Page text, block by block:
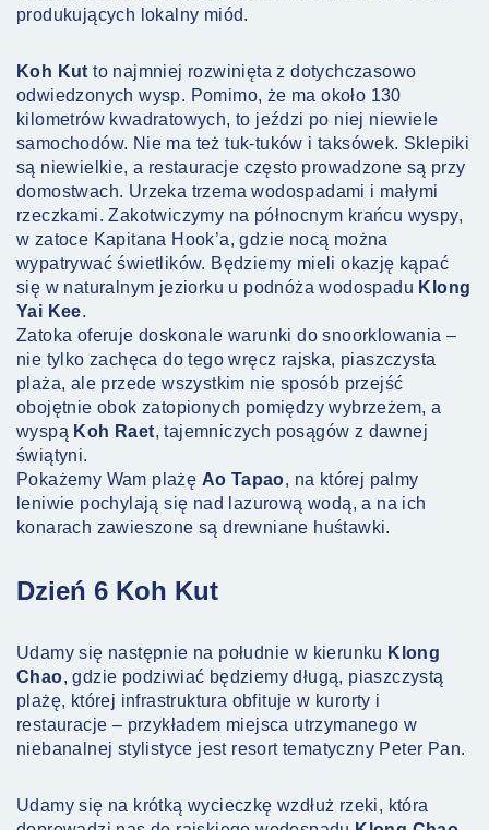
produkujących lokalny miód.
Koh Kutto najmniej rozwinięta z dotychczasowo
odwiedzonych wysp. Pomimo, że ma około 130
kilometrów kwadratowych, to jeździ po niej niewiele
samochodów. Nie ma też tuk-tuków i taksówek. Sklepiki
są niewielkie, a restauracje często prowadzone są przy
domostwach. Urzeka trzema wodospadami i małymi
rzeczkami. Zakotwiczymy na północnym krańcu wyspy,
w zatoce Kapitana Hook’a, gdzie nocą można
wypatrywać świetlików. Będziemy mieli okazję kąpać
się w naturalnym jeziorku u podnóża wodospadu Klong
Yai Kee.
Zatoka oferuje doskonale warunki do snoorklowania –
nie tylko zachęca do tego wręcz rajska, piaszczysta
plaża, ale przede wszystkim nie sposób przejść
obojętnie obok zatopionych pomiędzy wybrzeżem, a
wyspą Koh Raet, tajemniczych posągów z dawnej
świątyni.
Pokażemy Wam plażę Ao Tapao, na której palmy
leniwie pochylają się nad lazurową wodą, a na ich
konarach zawieszone są drewniane huśtawki.
Dzień 6 Koh Kut
Udamy się następnie na południe w kierunku Klong
Chao, gdzie podziwiać będziemy długą, piaszczystą
plażę, której infrastruktura obfituje w kurorty i
restauracje – przykładem miejsca utrzymanego w
niebanalnej stylistyce jest resort tematyczny Peter Pan.
Udamy się na krótką wycieczkę wzdłuż rzeki, która